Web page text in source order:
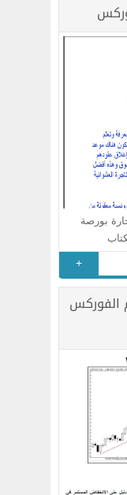
بورصة
+
الفوركس